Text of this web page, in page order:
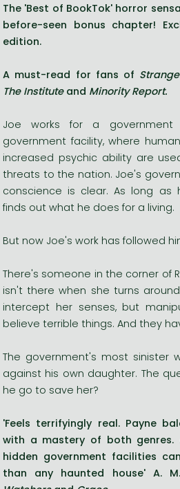
The 'Best of BookTok' horror
before-seen bonus chapter!
edition.
A must-read for fans of
The Instituteand Minority Report.
Joe works for a government
government facility, where
increased psychic ability are
threats to the nation. Joe's
conscience is clear. As long as
finds out what he does for a living.
But now Joe's work has followed
There's someone in the corner of
isn't there when she turns
intercept her senses, but
believe terrible things. And they
The government's most sinister
against his own daughter. The
he go to save her?
'Feels terrifyingly real. Payne
with a mastery of both genres.
hidden government facilities
than any haunted house' A.